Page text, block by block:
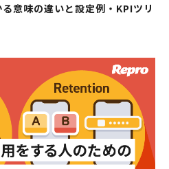
意味の違いと設定例・KPIツリ